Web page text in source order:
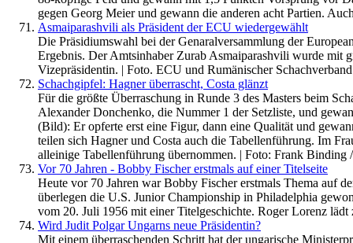
gegen Georg Meier und gewann die anderen acht Partien.
Asmaiparashvili als Präsident der ECU wiedergewählt
Die Präsidiumswahl bei der Genaralversammlung der
Ergebnis. Der Amtsinhaber Zurab Asmaiparashvili wurde mit
Vizepräsidentin. | Foto. ECU und Rumänischer Schachverband
Schachgipfel: Hagner überrascht, Costa glänzt
Für die größte Überraschung in Runde 3 des Masters beim
Alexander Donchenko, die Nummer 1 der Setzliste, und
(Bild): Er opferte erst eine Figur, dann eine Qualität und
teilen sich Hagner und Costa auch die Tabellenführung. Im
alleinige Tabellenführung übernommen. | Foto: Frank Binding
Vor 70 Jahren - Bobby Fischer erstmals auf einer Titelseite
Heute vor 70 Jahren war Bobby Fischer erstmals Thema auf
überlegen die U.S. Junior Championship in Philadelphia
vom 20. Juli 1956 mit einer Titelgeschichte. Roger Lorenz lädt
Wird Judit Polgar Ungarns neue Präsidentin?
Mit einem überraschenden Schritt hat der ungarische